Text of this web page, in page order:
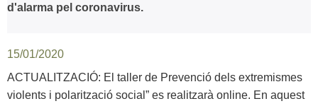
d'alarma pel coronavirus.
15/01/2020
ACTUALITZACIÓ: El taller de Prevenció dels extremismes
violents i polarització social” es realitzarà online. En aquest